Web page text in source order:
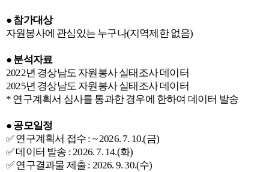
● 참가대상
자원봉사에 관심있는 누구나(지역제한 없음)
● 분석자료
2022년 경상남도 자원봉사 실태조사 데이터
2025년 경상남도 자원봉사 실태조사 데이터
* 연구계획서 심사를 통과한 경우에 한하여 데이터 발송
● 공모일정
✅연구계획서 접수 : ~ 2026. 7. 10.(금)
✅데이터 발송 : 2026. 7. 14.(화)
✅연구결과물 제출 : 2026. 9. 30.(수)